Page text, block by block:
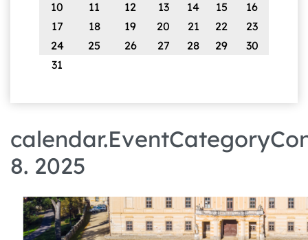
10
11 12 13 14 15
16
17
18 19 20 21 22
23
24
25 26 27 28 29
30
31
8. 2025